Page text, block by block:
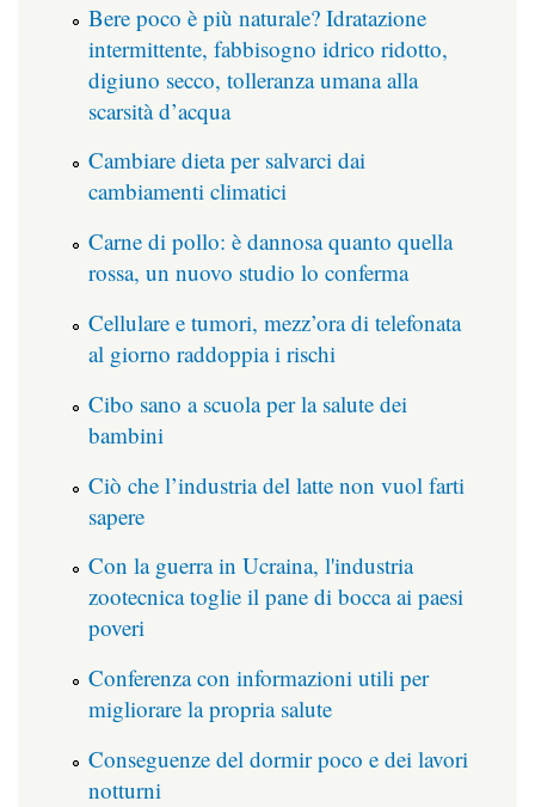
Bere poco è più naturale? Idratazione
intermittente, fabbisogno idrico ridotto,
digiuno secco, tolleranza umana alla
scarsità d’acqua
Cambiare dieta per salvarci dai
cambiamenti climatici
Carne di pollo: è dannosa quanto quella
rossa, un nuovo studio lo conferma
Cellulare e tumori, mezz’ora di telefonata
al giorno raddoppia i rischi
Cibo sano a scuola per la salute dei
bambini
Ciò che l’industria del latte non vuol farti
sapere
Con la guerra in Ucraina, l'industria
zootecnica toglie il pane di bocca ai paesi
poveri
Conferenza con informazioni utili per
migliorare la propria salute
Conseguenze del dormir poco e dei lavori
notturni